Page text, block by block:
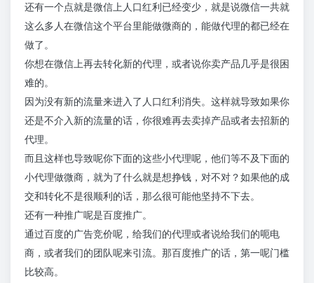
还有一个点就是微信上人口红利已经变少，就是说微信一共就
这么多人在微信这个平台里能做微商的，能做代理的都已经在
做了。
你想在微信上再去转化新的代理，或者说你卖产品几乎是很困
难的。
因为没有新的流量来进入了人口红利消失。这样就导致如果你
还是不介入新的流量的话，你很难再去卖掉产品或者去招新的
代理。
而且这样也导致呢你下面的这些小代理呢，他们等不及下面的
小代理做微商，就为了什么就是想挣钱，对不对？如果他的成
交和转化不是很顺利的话，那么很可能他坚持不下去。
还有一种推广呢是百度推广。
通过百度的广告竞价呢，给我们的代理或者说给我们的呃电
商，或者我们的团队呢来引流。那百度推广的话，第一呢门槛
比较高。